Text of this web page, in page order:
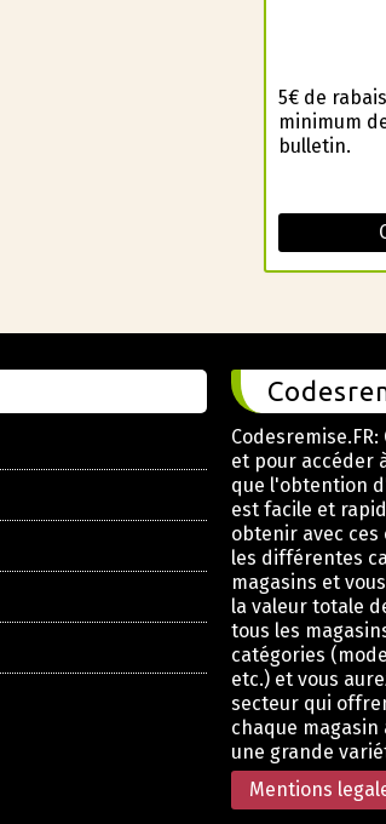
5€ de
minimum
bulletin.
et pour accéder
que l'obtention
est facile et
obtenir avec
les différentes
magasins et
la valeur totale
tous les
catégories
etc.) et vous
secteur qui
chaque magasin
une grande
Mentions